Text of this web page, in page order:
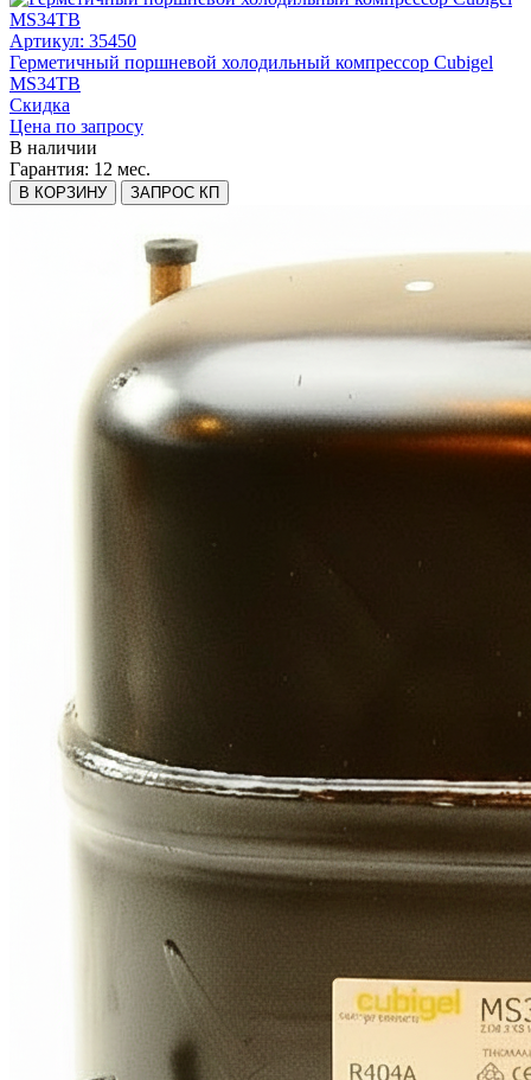
Артикул: 35450
Герметичный поршневой холодильный компрессор Cubigel
MS34ТB
Скидка
Цена по запросу
В наличии
Гарантия: 12 мес.
В КОРЗИНУ ЗАПРОС КП